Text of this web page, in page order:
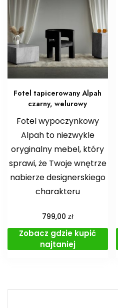
Fotel tapicerowany Alpah
czarny, welurowy
Fotel wypoczynkowy
Alpah to niezwykle
oryginalny mebel, który
sprawi, że Twoje wnętrze
nabierze designerskiego
charakteru
799,00 zł
Zobacz gdzie kupić
najtaniej